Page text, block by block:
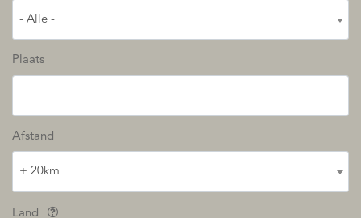
- Alle -
Plaats
Afstand
+ 20km
Land